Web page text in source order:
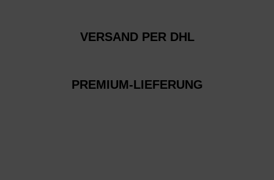
VERSAND PER DHL
PREMIUM-LIEFERUNG